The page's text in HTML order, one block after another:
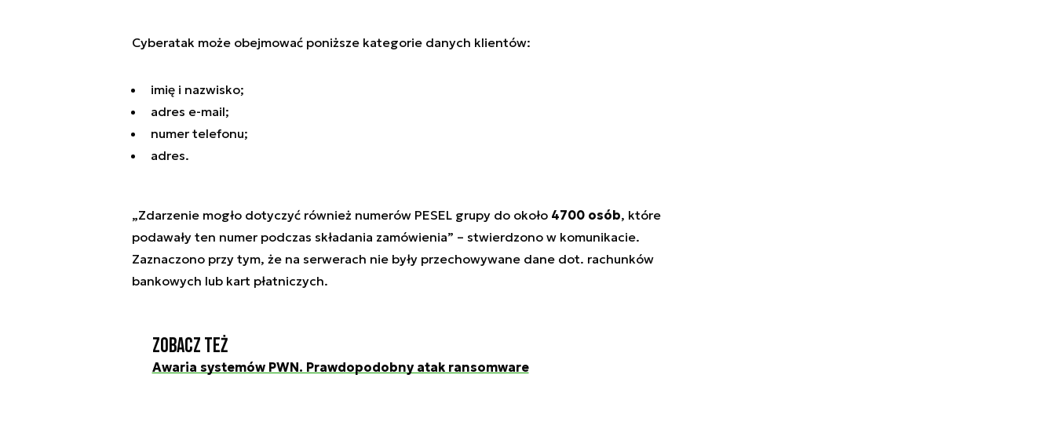
Cyberatak może obejmować poniższe kategorie danych klientów:
imię i nazwisko;
adres e-mail;
numer telefonu;
adres.
„Zdarzenie mogło dotyczyć również numerów PESEL grupy do około 4700 osób, które
podawały ten numer podczas składania zamówienia” – stwierdzono w komunikacie.
Zaznaczono przy tym, że na serwerach nie były przechowywane dane dot. rachunków
bankowych lub kart płatniczych.
Zobacz też
Awaria systemów PWN. Prawdopodobny atak ransomware